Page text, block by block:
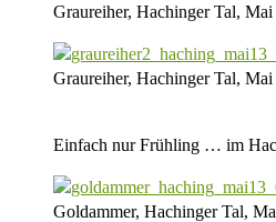
Graureiher, Hachinger Tal,
Graureiher, Hachinger Tal,
Einfach nur Frühling … im
Goldammer, Hachinger Tal,